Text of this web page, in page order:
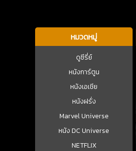
หมวดหมู่
ดูซีรี่ย์
หนังการ์ตูน
หนังเอเชีย
หนังฝรั่ง
Marvel Universe
หนัง DC Universe
NETFLIX